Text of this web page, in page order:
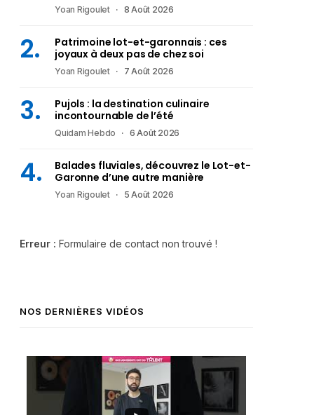
Yoan Rigoulet 8 Août 2026
Patrimoine lot-et-garonnais : ces
joyaux à deux pas de chez soi
Yoan Rigoulet 7 Août 2026
Pujols : la destination culinaire
incontournable de l’été
Quidam Hebdo 6 Août 2026
Balades fluviales, découvrez le Lot-et-
Garonne d’une autre manière
Yoan Rigoulet 5 Août 2026
Erreur : Formulaire de contact non trouvé !
NOS DERNIÈRES VIDÉOS